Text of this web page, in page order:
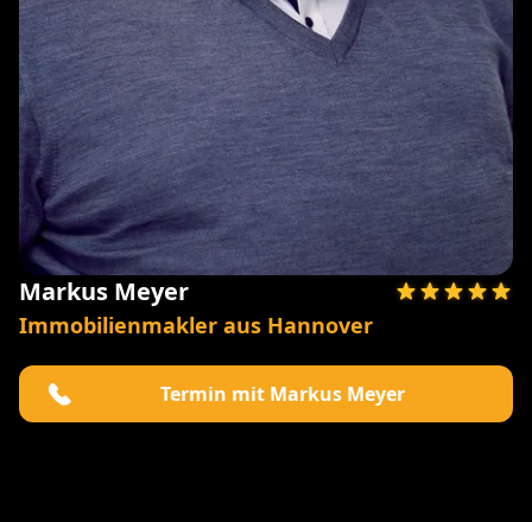
Markus Meyer
Immobilienmakler aus Hannover
Termin mit Markus Meyer